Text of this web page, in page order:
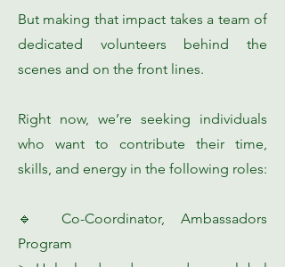
But making that impact takes a team of
dedicated volunteers behind the
scenes and on the front lines.
Right now, we’re seeking individuals
who want to contribute their time,
skills, and energy in the following roles:
🔹 Co-Coordinator, Ambassadors
Program